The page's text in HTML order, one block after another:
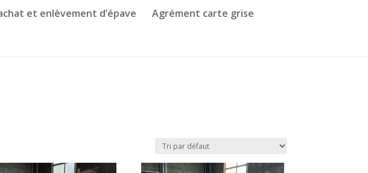
et enlèvement d’épave
Agrément carte grise